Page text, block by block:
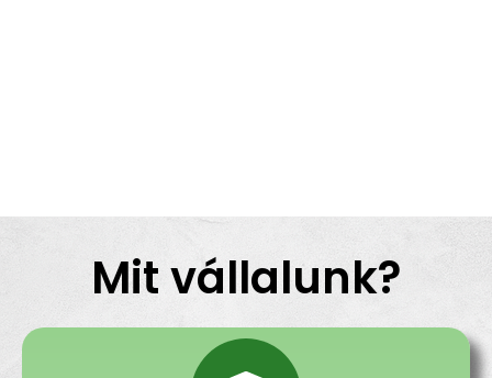
Mit vállalunk?